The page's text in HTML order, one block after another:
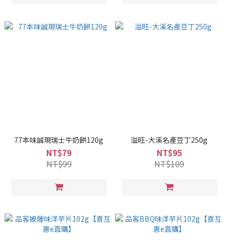
77本味誠現瑞士牛奶餅120g
NT$79
NT$99
溢旺-大溪名產豆丁250g
NT$95
NT$109